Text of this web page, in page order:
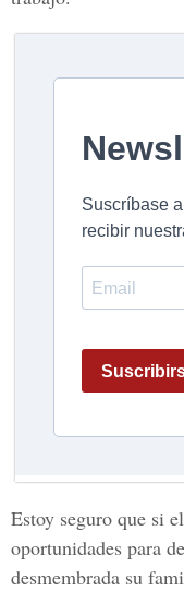
Estoy seguro que si
oportunidades para
desmembrada su